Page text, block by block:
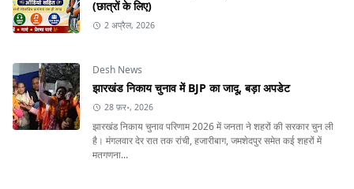
(छात्रों के लिए)
2 अप्रैल, 2026
Desh News
झारखंड निकाय चुनाव में BJP का जादू, बड़ा अपडेट
28 फ़र॰, 2026
झारखंड निकाय चुनाव परिणाम 2026 में जनता ने शहरों की सरकार चुन ली
है। मंगलवार देर रात तक रांची, हजारीबाग, जमशेदपुर समेत कई शहरों में
मतगणना...